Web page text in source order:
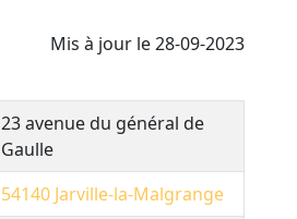
Mis à jour le 28-09-2023
23 avenue du général de
Gaulle
54140 Jarville-la-Malgrange